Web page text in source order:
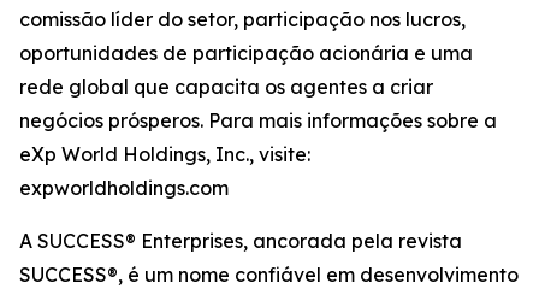
comissão líder do setor, participação nos lucros,
oportunidades de participação acionária e uma
rede global que capacita os agentes a criar
negócios prósperos. Para mais informações sobre a
eXp World Holdings, Inc., visite:
expworldholdings.com
A SUCCESS® Enterprises, ancorada pela revista
SUCCESS®, é um nome confiável em desenvolvimento